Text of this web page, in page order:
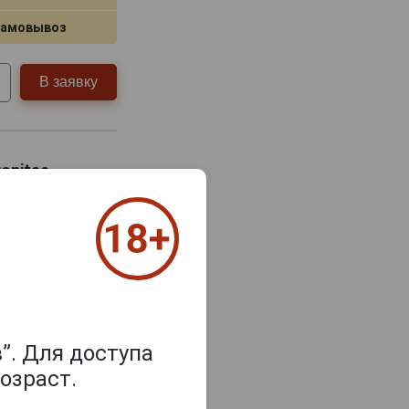
В заявку
Для доступа